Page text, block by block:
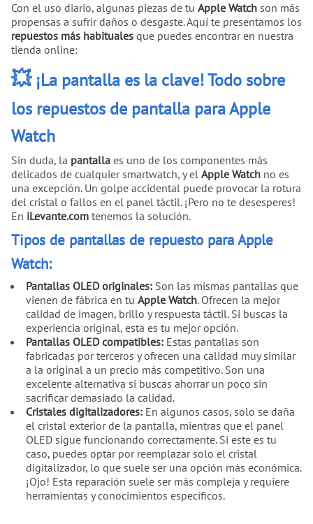
Con el uso diario, algunas piezas de tu Apple Watch son más
propensas a sufrir daños o desgaste. Aquí te presentamos los
repuestos más habituales que puedes encontrar en nuestra
tienda online:
💥¡La pantalla es la clave! Todo sobre
los repuestos de pantalla para Apple
Watch
Sin duda, la pantalla es uno de los componentes más
delicados de cualquier smartwatch, y el Apple Watch no es
una excepción. Un golpe accidental puede provocar la rotura
del cristal o fallos en el panel táctil. ¡Pero no te desesperes!
En iLevante.com tenemos la solución.
Tipos de pantallas de repuesto para Apple
Watch:
Pantallas OLED originales:Son las mismas pantallas que
vienen de fábrica en tu Apple Watch. Ofrecen la mejor
calidad de imagen, brillo y respuesta táctil. Si buscas la
experiencia original, esta es tu mejor opción.
Pantallas OLED compatibles:Estas pantallas son
fabricadas por terceros y ofrecen una calidad muy similar
a la original a un precio más competitivo. Son una
excelente alternativa si buscas ahorrar un poco sin
sacrificar demasiado la calidad.
Cristales digitalizadores:En algunos casos, solo se daña
el cristal exterior de la pantalla, mientras que el panel
OLED sigue funcionando correctamente. Si este es tu
caso, puedes optar por reemplazar solo el cristal
digitalizador, lo que suele ser una opción más económica.
¡Ojo! Esta reparación suele ser más compleja y requiere
herramientas y conocimientos específicos.